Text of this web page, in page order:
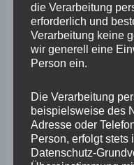
die Verarbeitung
erforderlich und
Verarbeitung keine
wir generell eine
Person ein.
Die Verarbeitung
beispielsweise des
Adresse oder
Person, erfolgt stets
Datenschutz-